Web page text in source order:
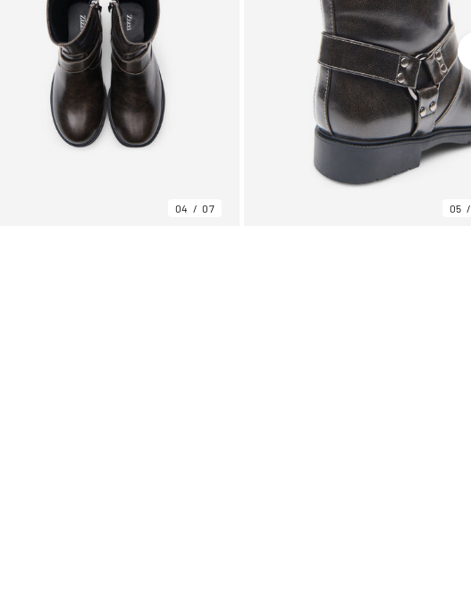
04 07 05